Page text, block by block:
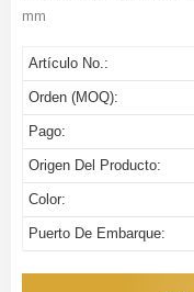
mm
Artículo No.:
Orden (MOQ):
Pago:
Origen Del Producto:
Color:
Puerto De Embarque: